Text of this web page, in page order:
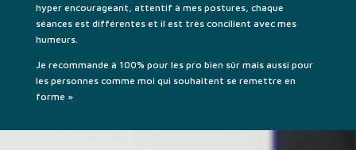
hyper encourageant, attentif à mes postures, chaque
séances est différentes et il est très concilient avec mes
humeurs.
Je recommande à 100% pour les pro bien sûr mais aussi pour
les personnes comme moi qui souhaitent se remettre en
forme »